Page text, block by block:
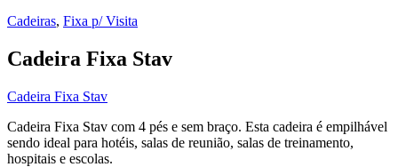
Cadeiras, Fixa p/ Visita
Cadeira Fixa Stav
Cadeira Fixa Stav
Cadeira Fixa Stav com 4 pés e sem braço. Esta cadeira é empilhável
sendo ideal para hotéis, salas de reunião, salas de treinamento,
hospitais e escolas.